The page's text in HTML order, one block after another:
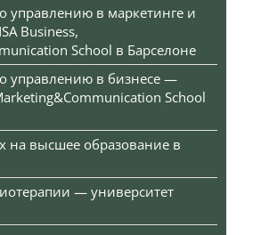
управлению в маркетинге и
Business,
School в Барселоне
управлению в бизнесе —
School
на высшее образование в
— университет